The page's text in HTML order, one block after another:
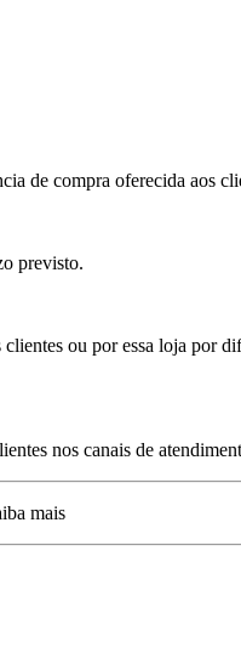
de compra oferecida aos
previsto.
ou por essa loja por
nos canais de
mais